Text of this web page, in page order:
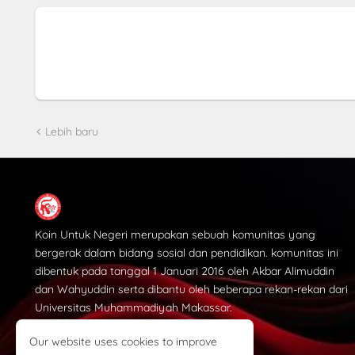
Lebih baru
Koin Untuk Negeri merupakan sebuah komunitas yang
bergerak dalam bidang sosial dan pendidikan. komunitas ini
dibentuk pada tanggal 1 Januari 2016 oleh Akbar Alimuddin
dan Wahyuddin serta dibantu oleh beberapa rekan-rekan dari
Universitas Muhammadiyah Makassar.
Our website uses cookies to improve